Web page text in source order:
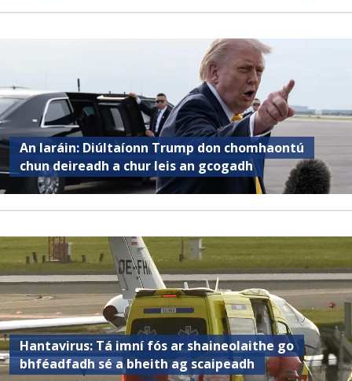
An Iaráin: Diúltaíonn Trump don chomhaontú
chun deireadh a chur leis an gcogadh
Hantavirus: Tá imní fós ar shaineolaithe go
bhféadfadh sé a bheith ag scaipeadh